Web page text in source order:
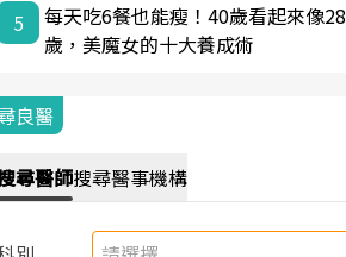
5
每天吃6餐也能瘦！40歲看起來像28
歲，美魔女的十大養成術
良醫
尋醫師搜尋醫事機構